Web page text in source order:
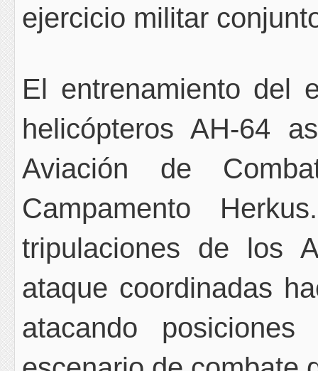
ejercicio militar
El entrenamiento del
helicópteros AH-64
Aviación de
Campamento
tripulaciones de los
ataque coordinadas
atacando